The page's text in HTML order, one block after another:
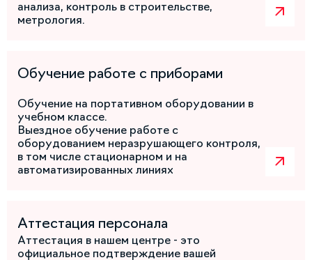
анализа, контроль в строительстве,
метрология.
Обучение работе с приборами
Обучение на портативном оборудовании в
учебном классе.
Выездное обучение работе с
оборудованием неразрушающего контроля,
в том числе стационарном и на
автоматизированных линиях
Аттестация персонала
Аттестация в нашем центре - это
официальное подтверждение вашей